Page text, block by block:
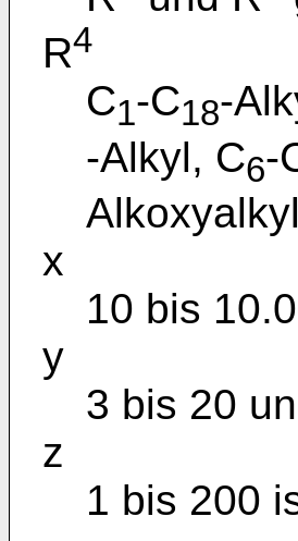
R4
C1-C18-
-Alkyl, C6-
x
10 bis
y
3 bis 20
z
1 bis 200